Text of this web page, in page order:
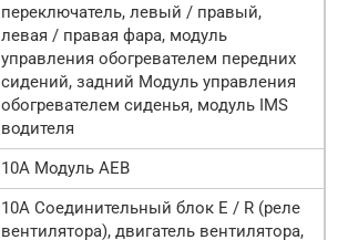
переключатель, левый / правый,
левая / правая фара, модуль
управления обогревателем передних
сидений, задний Модуль управления
обогревателем сиденья, модуль IMS
водителя
10А Модуль AEB
10А Соединительный блок E / R (реле
вентилятора), двигатель вентилятора,